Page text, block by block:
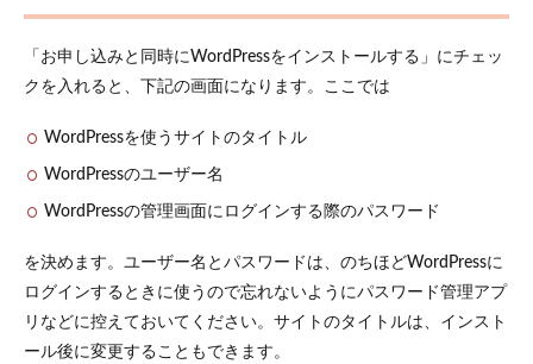
「お申し込みと同時にWordPressをインストールする」にチェッ
クを入れると、下記の画面になります。ここでは
WordPressを使うサイトのタイトル
WordPressのユーザー名
WordPressの管理画面にログインする際のパスワード
を決めます。ユーザー名とパスワードは、のちほどWordPressに
ログインするときに使うので忘れないようにパスワード管理アプ
リなどに控えておいてください。サイトのタイトルは、インスト
ール後に変更することもできます。